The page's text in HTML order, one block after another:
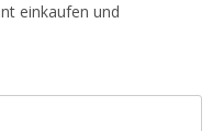
einkaufen und